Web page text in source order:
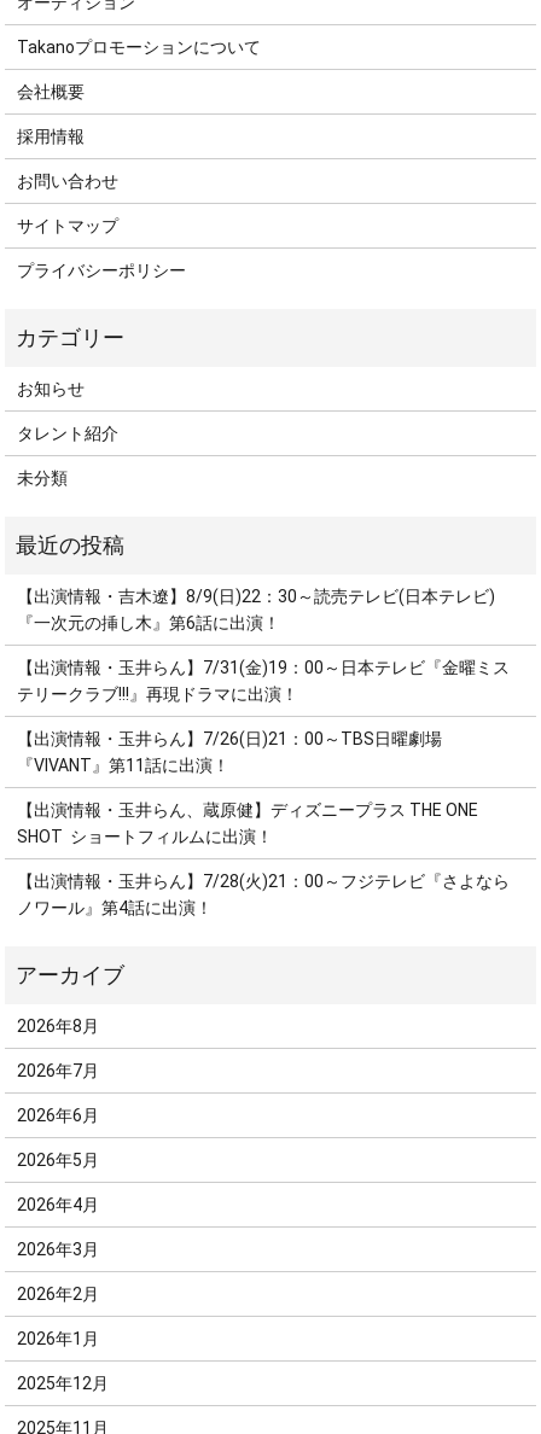
Takanoプロモーションについて
会社概要
採用情報
お問い合わせ
サイトマップ
プライバシーポリシー
お知らせ
タレント紹介
未分類
【出演情報・吉木遼】8/9(日)22：30～読売テレビ(日本テレビ)
『一次元の挿し木』第6話に出演！
【出演情報・玉井らん】7/31(金)19：00～日本テレビ『金曜ミス
テリークラブ!!!』再現ドラマに出演！
【出演情報・玉井らん】7/26(日)21：00～TBS日曜劇場
『VIVANT』第11話に出演！
【出演情報・玉井らん、蔵原健】ディズニープラス THE ONE
SHOT ショートフィルムに出演！
【出演情報・玉井らん】7/28(火)21：00～フジテレビ『さよなら
ノワール』第4話に出演！
2026年8月
2026年7月
2026年6月
2026年5月
2026年4月
2026年3月
2026年2月
2026年1月
2025年12月
2025年11月